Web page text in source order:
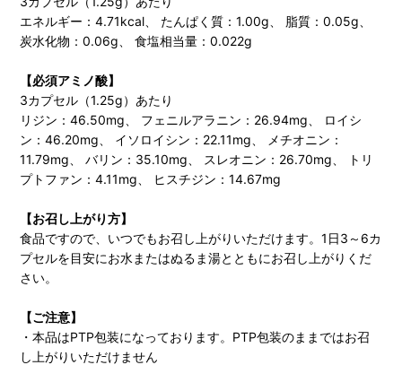
エネルギー：4.71kcal、 たんぱく質：1.00g、 脂質：0.05g、
炭水化物：0.06g、 食塩相当量：0.022g
【必須アミノ酸】
3カプセル（1.25g）あたり
リジン：46.50mg、 フェニルアラニン：26.94mg、 ロイシ
ン：46.20mg、 イソロイシン：22.11mg、 メチオニン：
11.79mg、 バリン：35.10mg、 スレオニン：26.70mg、 トリ
プトファン：4.11mg、 ヒスチジン：14.67mg
【お召し上がり方】
食品ですので、いつでもお召し上がりいただけます。1日3～6カ
プセルを目安にお水またはぬるま湯とともにお召し上がりくだ
さい。
【ご注意】
・本品はPTP包装になっております。PTP包装のままではお召
し上がりいただけません